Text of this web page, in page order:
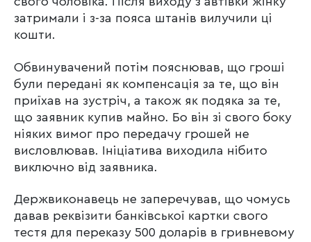
затримали і з-за пояса штанів вилучили ці
кошти.
Обвинувачений потім пояснював, що гроші
були передані як компенсація за те, що він
приїхав на зустріч, а також як подяка за те,
що заявник купив майно. Бо він зі свого боку
ніяких вимог про передачу грошей не
висловлював. Ініціатива виходила нібито
виключно від заявника.
Держвиконавець не заперечував, що чомусь
давав реквізити банківської картки свого
тестя для переказу 500 доларів в гривневому